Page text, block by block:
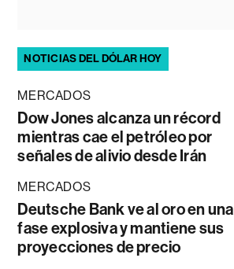
NOTICIAS DEL DÓLAR HOY
MERCADOS
Dow Jones alcanza un récord
mientras cae el petróleo por
señales de alivio desde Irán
MERCADOS
Deutsche Bank ve al oro en una
fase explosiva y mantiene sus
proyecciones de precio